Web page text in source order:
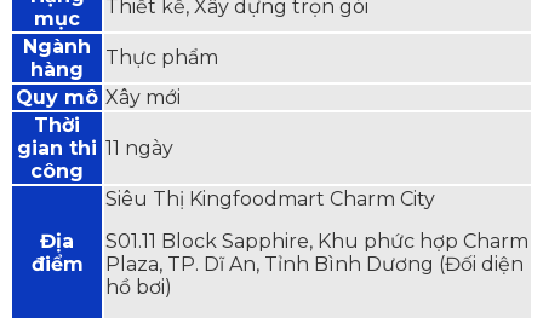
mục
Thiết kế, Xây dựng trọn gói
Ngành
hàng
Thực phẩm
Quy mô Xây mới
Thời
gian thi
công
11 ngày
Địa
điểm
Siêu Thị Kingfoodmart Charm City
S01.11 Block Sapphire, Khu phức hợp Charm
Plaza, TP. Dĩ An, Tỉnh Bình Dương (Đối diện
hồ bơi)